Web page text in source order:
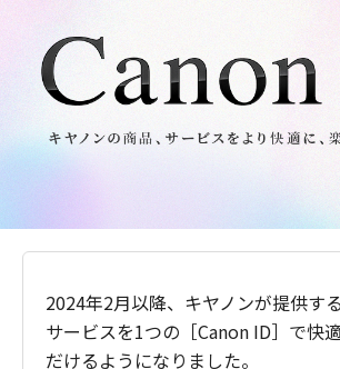
2024年2月以降、キヤノンが提供す
サービスを1つの［Canon ID］で快
だけるようになりました。